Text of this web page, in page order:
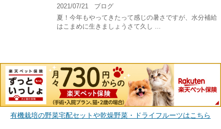
2021/07/21
ブログ
夏！今年もやってきたって感じの暑さですが、水分補給
はこまめに生きましょうさて久し ...
有機栽培の野菜宅配セットや乾燥野菜・ドライフルーツはこちら